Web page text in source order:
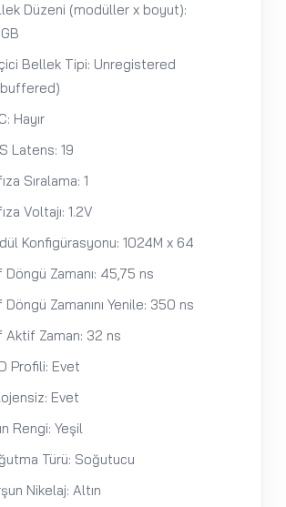
Düzeni (modüller x boyut):
Bellek Tipi: Unregistered
Hayır
Latens: 19
Sıralama: 1
Voltajı: 1.2V
Konfigürasyonu: 1024M x 64
Döngü Zamanı: 45,75 ns
Döngü Zamanını Yenile: 350 ns
Aktif Zaman: 32 ns
Profili: Evet
Evet
Rengi: Yeşil
Türü: Soğutucu
Nikelaj: Altın